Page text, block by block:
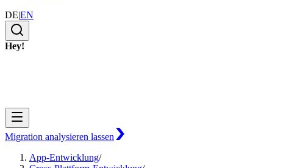
DE|EN
Hey!
Migration analysieren lassen
App-Entwicklung/